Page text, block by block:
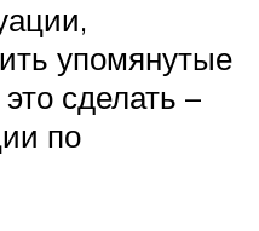
упомянутые
сделать –
по